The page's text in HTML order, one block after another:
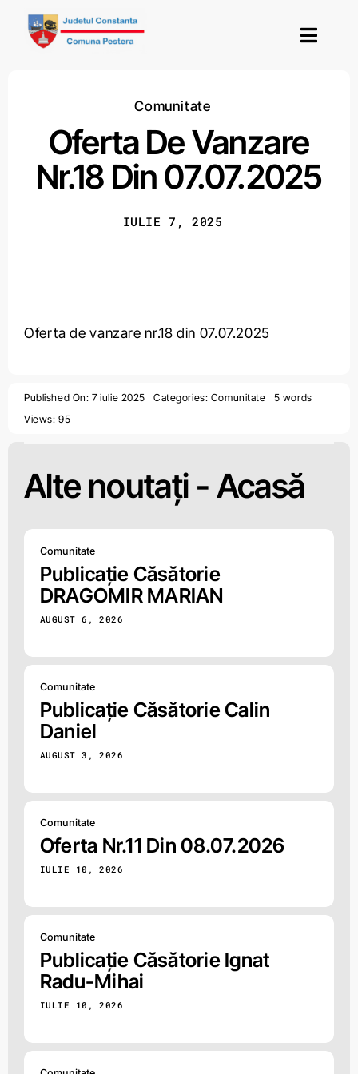
content
Termeni și condiții
Comunitate
Oferta De Vanzare
Nr.18 Din 07.07.2025
IULIE 7, 2025
Oferta de vanzare nr.18 din 07.07.2025
Published On: 7 iulie 2025 Categories: Comunitate
5 words
Views: 95
Alte noutați - Acasă
Comunitate
Publicație Căsătorie
DRAGOMIR MARIAN
AUGUST 6, 2026
Comunitate
Publicație Căsătorie Calin
Daniel
AUGUST 3, 2026
Comunitate
Oferta Nr.11 Din 08.07.2026
IULIE 10, 2026
Comunitate
Publicație Căsătorie Ignat
Radu-Mihai
IULIE 10, 2026